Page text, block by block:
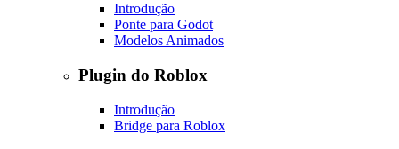
Introdução
Ponte para Godot
Modelos Animados
Plugin do Roblox
Introdução
Bridge para Roblox